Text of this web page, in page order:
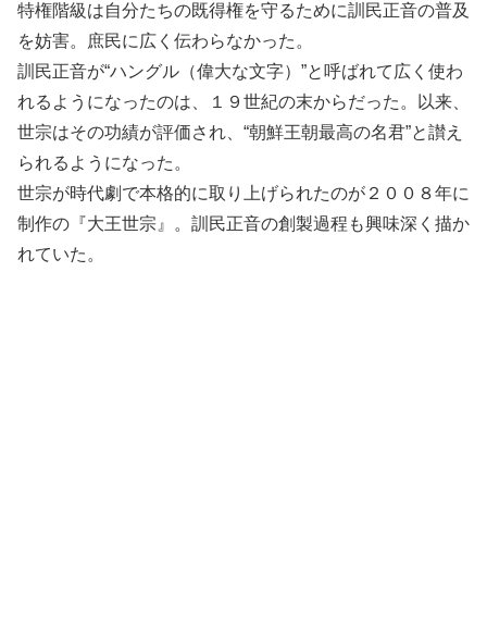
特権階級は自分たちの既得権を守るために訓民正音の普及
を妨害。庶民に広く伝わらなかった。
訓民正音が“ハングル（偉大な文字）”と呼ばれて広く使わ
れるようになったのは、１９世紀の末からだった。以来、
世宗はその功績が評価され、“朝鮮王朝最高の名君”と讃え
られるようになった。
世宗が時代劇で本格的に取り上げられたのが２００８年に
制作の『大王世宗』。訓民正音の創製過程も興味深く描か
れていた。